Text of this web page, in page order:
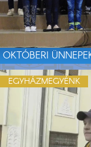
OKTÓBERI
EGYHÁZMEGYÉNK